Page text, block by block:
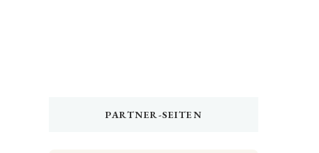
PARTNER-SEITEN